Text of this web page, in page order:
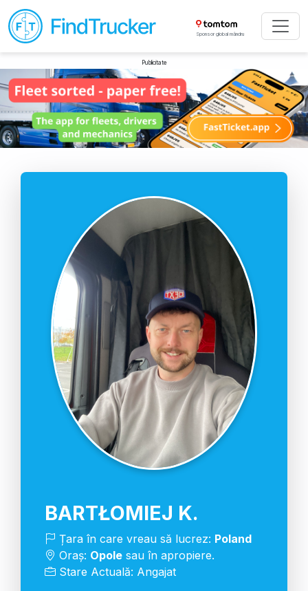
Sponsor global mândru
Publicitate
BARTŁOMIEJ K.
Țara în care vreau să lucrez: Poland
Oraș: Opole sau în apropiere.
Stare Actuală: Angajat